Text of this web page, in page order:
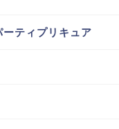
ティプリキュア